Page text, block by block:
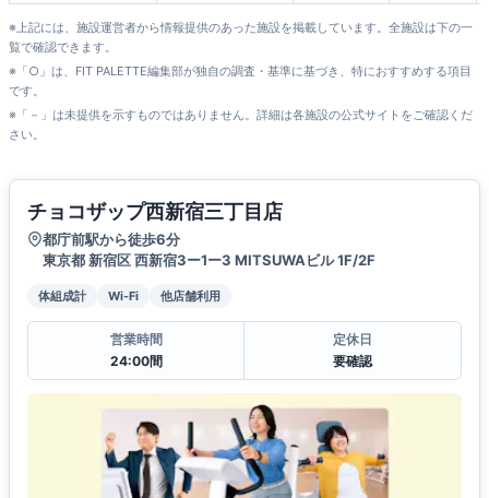
※上記には、施設運営者から情報提供のあった施設を掲載しています。全施設は下の一
覧で確認できます。
※「○」は、FIT PALETTE編集部が独自の調査・基準に基づき、特におすすめする項目
です。
※「－」は未提供を示すものではありません。詳細は各施設の公式サイトをご確認くだ
さい。
チョコザップ西新宿三丁目店
都庁前駅から徒歩6分
東京都 新宿区 西新宿3ー1ー3 MITSUWAビル 1F/2F
体組成計 Wi-Fi 他店舗利用
営業時間
24:00間
定休日
要確認